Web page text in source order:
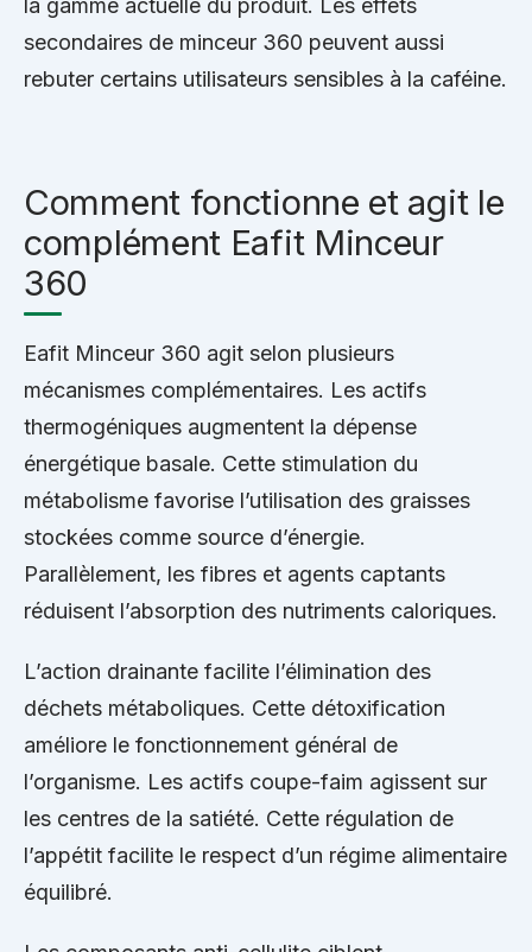
la gamme actuelle du produit. Les effets
secondaires de minceur 360 peuvent aussi
rebuter certains utilisateurs sensibles à la caféine.
Comment fonctionne et agit le
complément Eafit Minceur
360
Eafit Minceur 360 agit selon plusieurs
mécanismes complémentaires. Les actifs
thermogéniques augmentent la dépense
énergétique basale. Cette stimulation du
métabolisme favorise l’utilisation des graisses
stockées comme source d’énergie.
Parallèlement, les fibres et agents captants
réduisent l’absorption des nutriments caloriques.
L’action drainante facilite l’élimination des
déchets métaboliques. Cette détoxification
améliore le fonctionnement général de
l’organisme. Les actifs coupe-faim agissent sur
les centres de la satiété. Cette régulation de
l’appétit facilite le respect d’un régime alimentaire
équilibré.